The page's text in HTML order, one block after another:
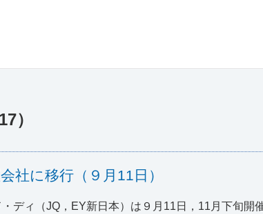
）
社に移行（９月11日）
ディ（JQ，EY新日本）は９月11日，11月下旬開